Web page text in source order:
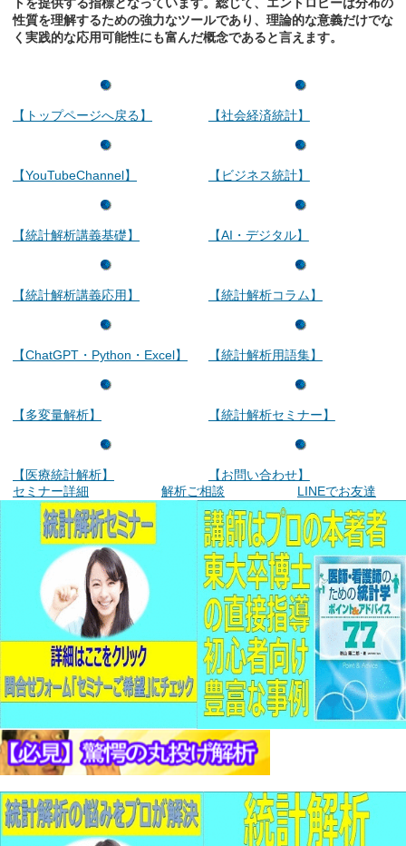
性質を理解するための強力なツールであり、理論的な意義だけでな
く実践的な応用可能性にも富んだ概念であると言えます。
【トップページへ戻る】
【YouTubeChannel】
【統計解析講義基礎】
【統計解析講義応用】
【ChatGPT・Python・Excel】
【多変量解析】
【医療統計解析】
【社会経済統計】
【ビジネス統計】
【AI・デジタル】
【統計解析コラム】
【統計解析用語集】
【統計解析セミナー】
【お問い合わせ】
セミナー詳細
解析ご相談 LINEでお友達